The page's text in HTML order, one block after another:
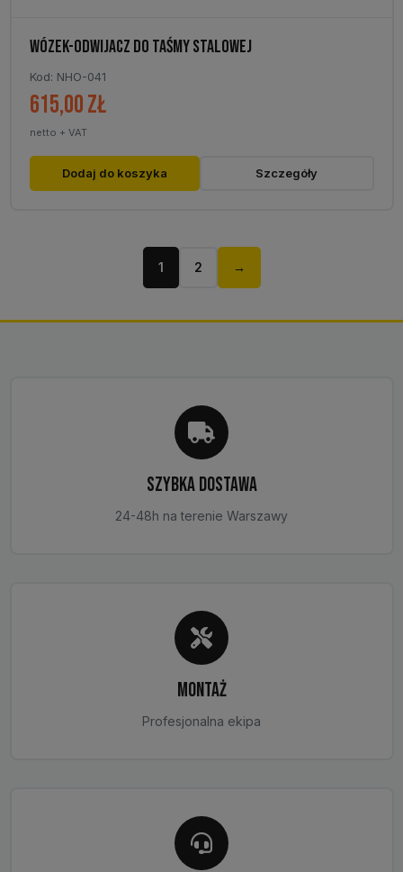
WÓZEK-ODWIJACZ DO TAŚMY STALOWEJ
Kod: NHO-041
615,00zł
netto + VAT
Dodaj do koszyka Szczegóły
1 2 →
SZYBKA DOSTAWA
24-48h na terenie Warszawy
MONTAŻ
Profesjonalna ekipa